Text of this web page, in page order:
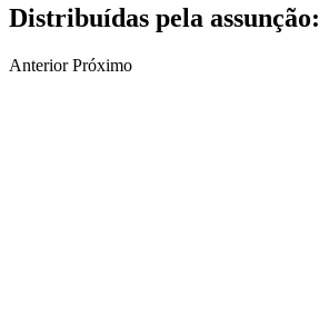
Distribuídas pela assunção:
Anterior Próximo